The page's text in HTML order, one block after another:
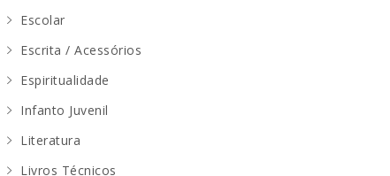
Escolar
Escrita / Acessórios
Espiritualidade
Infanto Juvenil
Literatura
Livros Técnicos